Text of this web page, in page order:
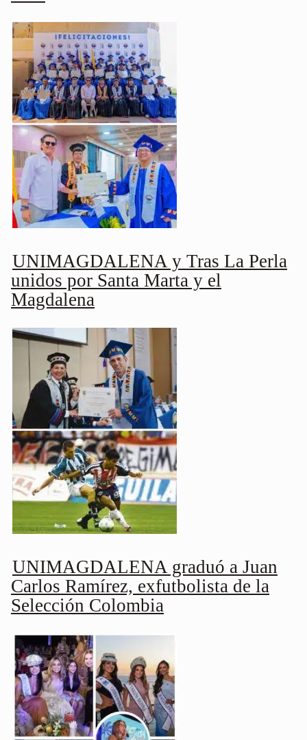
UNIMAGDALENA y Tras La Perla
unidos por Santa Marta y el
Magdalena
UNIMAGDALENA graduó a Juan
Carlos Ramírez, exfutbolista de la
Selección Colombia